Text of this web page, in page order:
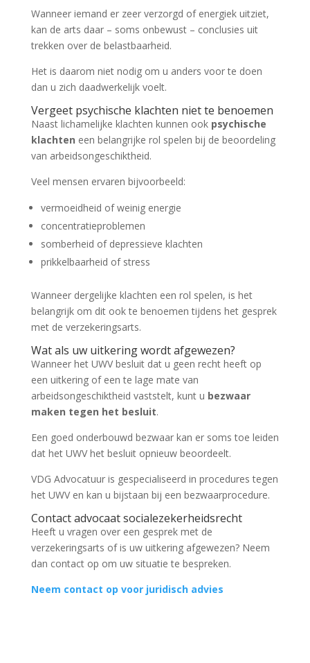
Wanneer iemand er zeer verzorgd of energiek uitziet,
kan de arts daar – soms onbewust – conclusies uit
trekken over de belastbaarheid.
Het is daarom niet nodig om u anders voor te doen
dan u zich daadwerkelijk voelt.
Vergeet psychische klachten niet te benoemen
Naast lichamelijke klachten kunnen ook psychische
klachten een belangrijke rol spelen bij de beoordeling
van arbeidsongeschiktheid.
Veel mensen ervaren bijvoorbeeld:
vermoeidheid of weinig energie
concentratieproblemen
somberheid of depressieve klachten
prikkelbaarheid of stress
Wanneer dergelijke klachten een rol spelen, is het
belangrijk om dit ook te benoemen tijdens het gesprek
met de verzekeringsarts.
Wat als uw uitkering wordt afgewezen?
Wanneer het UWV besluit dat u geen recht heeft op
een uitkering of een te lage mate van
arbeidsongeschiktheid vaststelt, kunt u bezwaar
maken tegen het besluit.
Een goed onderbouwd bezwaar kan er soms toe leiden
dat het UWV het besluit opnieuw beoordeelt.
VDG Advocatuur is gespecialiseerd in procedures tegen
het UWV en kan u bijstaan bij een bezwaarprocedure.
Contact advocaat socialezekerheidsrecht
Heeft u vragen over een gesprek met de
verzekeringsarts of is uw uitkering afgewezen? Neem
dan contact op om uw situatie te bespreken.
Neem contact op voor juridisch advies